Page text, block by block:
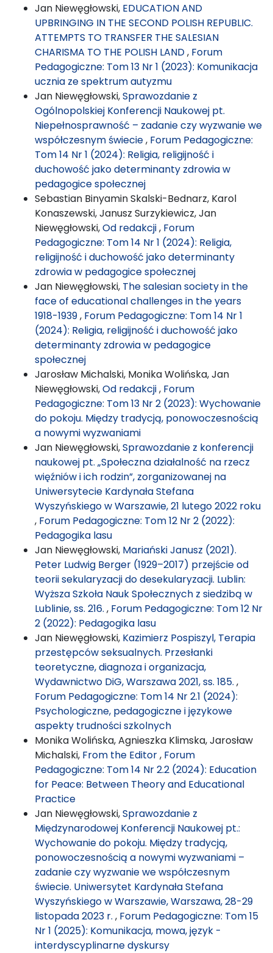
Jan Niewęgłowski, EDUCATION AND
UPBRINGING IN THE SECOND POLISH REPUBLIC.
ATTEMPTS TO TRANSFER THE SALESIAN
CHARISMA TO THE POLISH LAND, Forum
Pedagogiczne: Tom 13 Nr 1 (2023): Komunikacja
ucznia ze spektrum autyzmu
Jan Niewęgłowski,Sprawozdanie z
Ogólnopolskiej Konferencji Naukowej pt.
Niepełnosprawność – zadanie czy wyzwanie we
współczesnym świecie, Forum Pedagogiczne:
Tom 14 Nr 1 (2024): Religia, religijność i
duchowość jako determinanty zdrowia w
pedagogice społecznej
Sebastian Binyamin Skalski-Bednarz, Karol
Konaszewski, Janusz Surzykiewicz, Jan
Niewęgłowski,Od redakcji, Forum
Pedagogiczne: Tom 14 Nr 1 (2024): Religia,
religijność i duchowość jako determinanty
zdrowia w pedagogice społecznej
Jan Niewęgłowski, The salesian society in the
face of educational challenges in the years
1918-1939, Forum Pedagogiczne: Tom 14 Nr 1
(2024): Religia, religijność i duchowość jako
determinanty zdrowia w pedagogice
społecznej
Jarosław Michalski, Monika Wolińska, Jan
Niewęgłowski,Od redakcji, Forum
Pedagogiczne: Tom 13 Nr 2 (2023): Wychowanie
do pokoju. Między tradycją, ponowoczesnością
a nowymi wyzwaniami
Jan Niewęgłowski,Sprawozdanie z konferencji
naukowej pt. „Społeczna działalność na rzecz
więźniów i ich rodzin”, zorganizowanej na
Uniwersytecie Kardynała Stefana
Wyszyńskiego w Warszawie, 21 lutego 2022 roku
, Forum Pedagogiczne: Tom 12 Nr 2 (2022):
Pedagogika lasu
Jan Niewęgłowski, Mariański Janusz (2021).
Peter Ludwig Berger (1929–2017) przejście od
teorii sekularyzacji do desekularyzacji. Lublin:
Wyższa Szkoła Nauk Społecznych z siedzibą w
Lublinie, ss. 216. , Forum Pedagogiczne: Tom 12 Nr
2 (2022): Pedagogika lasu
Jan Niewęgłowski, Kazimierz Pospiszyl, Terapia
przestępców seksualnych. Przesłanki
teoretyczne, diagnoza i organizacja,
Wydawnictwo DiG, Warszawa 2021, ss. 185. ,
Forum Pedagogiczne: Tom 14 Nr 2.1 (2024):
Psychologiczne, pedagogiczne i językowe
aspekty trudności szkolnych
Monika Wolińska, Agnieszka Klimska, Jarosław
Michalski, From the Editor, Forum
Pedagogiczne: Tom 14 Nr 2.2 (2024): Education
for Peace: Between Theory and Educational
Practice
Jan Niewęgłowski,Sprawozdanie z
Międzynarodowej Konferencji Naukowej pt.:
Wychowanie do pokoju. Między tradycją,
ponowoczesnością a nowymi wyzwaniami –
zadanie czy wyzwanie we współczesnym
świecie. Uniwersytet Kardynała Stefana
Wyszyńskiego w Warszawie, Warszawa, 28-29
listopada 2023 r. , Forum Pedagogiczne: Tom 15
Nr 1 (2025): Komunikacja, mowa, język -
interdyscyplinarne dyskursy